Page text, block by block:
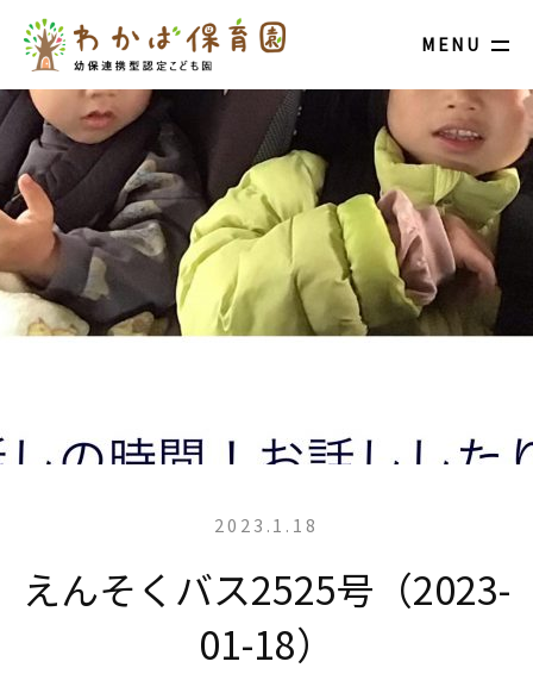
MENU
2023.1.18
えんそくバス2525号（2023-
01-18）